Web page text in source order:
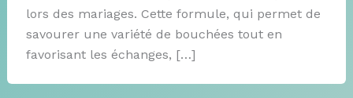
lors des mariages. Cette formule, qui permet de
savourer une variété de bouchées tout en
favorisant les échanges, […]